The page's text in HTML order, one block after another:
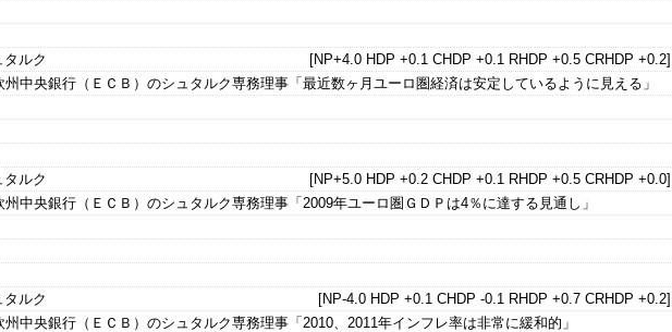
ルク
[NP+4.0 HDP +0.1 CHDP +0.1 RHDP +0.5 CRHDP +0.2]
州中央銀行（ＥＣＢ）のシュタルク専務理事「最近数ヶ月ユーロ圏経済は安定しているように見える」
ルク
[NP+5.0 HDP +0.2 CHDP +0.1 RHDP +0.5 CRHDP +0.0]
州中央銀行（ＥＣＢ）のシュタルク専務理事「2009年ユーロ圏ＧＤＰは4％に達する見通し」
ルク
[NP-4.0 HDP +0.1 CHDP -0.1 RHDP +0.7 CRHDP +0.2]
州中央銀行（ＥＣＢ）のシュタルク専務理事「2010、2011年インフレ率は非常に緩和的」